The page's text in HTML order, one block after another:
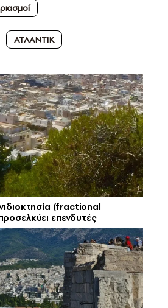
ΑΤΛΑΝΤΙΚ
(fractional
επενδυτές